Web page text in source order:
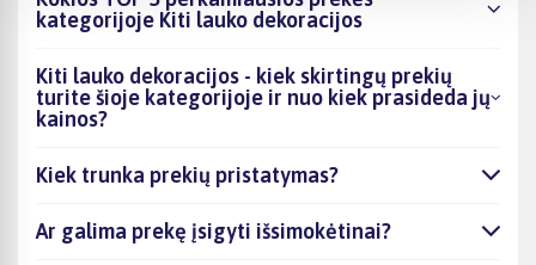
kategorijoje Kiti lauko dekoracijos
Kiti lauko dekoracijos - kiek skirtingų prekių
turite šioje kategorijoje ir nuo kiek prasideda jų
kainos?
Kiek trunka prekių pristatymas?
Ar galima prekę įsigyti išsimokėtinai?